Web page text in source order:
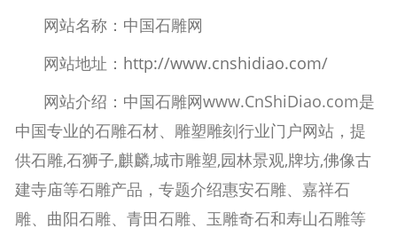
网站名称：中国石雕网
网站地址： http://www.cnshidiao.com/
网站介绍：中国石雕网www.CnShiDiao.com是
中国专业的石雕石材、雕塑雕刻行业门户网站，提
供石雕,石狮子,麒麟,城市雕塑,园林景观,牌坊,佛像古
建寺庙等石雕产品，专题介绍惠安石雕、嘉祥石
雕、曲阳石雕、青田石雕、玉雕奇石和寿山石雕等